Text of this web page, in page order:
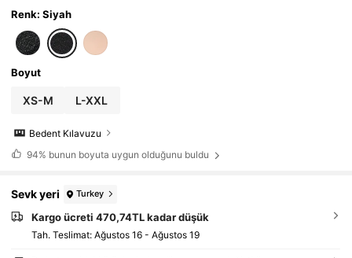
Renk: Siyah
Boyut
XS-M L-XXL
Bedent Kılavuzu
94% bunun boyuta uygun olduğunu buldu
Sevk yeri Turkey
Kargo ücreti 470,74TL kadar düşük
Tah. Teslimat: Ağustos 16 - Ağustos 19